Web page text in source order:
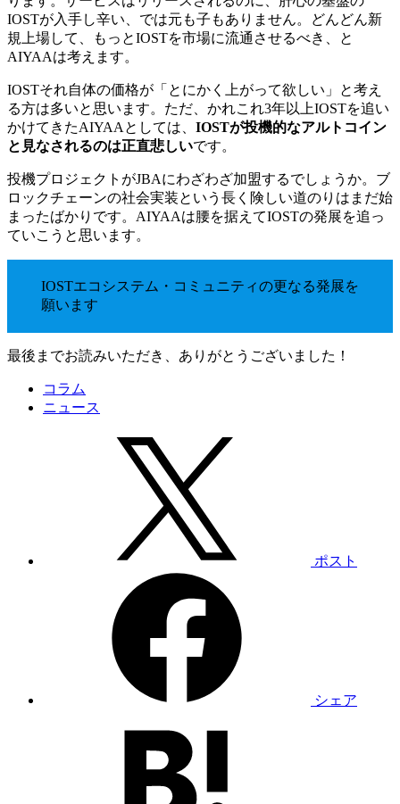
IOSTが入手し辛い、では元も子もありません。どんどん新
規上場して、もっとIOSTを市場に流通させるべき、と
AIYAAは考えます。
IOSTそれ自体の価格が「とにかく上がって欲しい」と考え
る方は多いと思います。ただ、かれこれ3年以上IOSTを追い
かけてきたAIYAAとしては、 IOSTが投機的なアルトコイン
と見なされるのは正直悲しいです。
投機プロジェクトがJBAにわざわざ加盟するでしょうか。ブ
ロックチェーンの社会実装という長く険しい道のりはまだ始
まったばかりです。AIYAAは腰を据えてIOSTの発展を追っ
ていこうと思います。
IOSTエコシステム・コミュニティの更なる発展を
願います
最後までお読みいただき、ありがとうございました！
コラム
ニュース
ポスト
シェア